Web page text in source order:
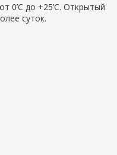
0’C до +25’C. Открытый
суток.